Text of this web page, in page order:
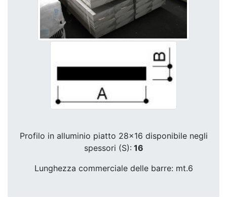
Profilo in alluminio piatto 28x16 disponibile negli
spessori (S): 16
Lunghezza commerciale delle barre: mt.6